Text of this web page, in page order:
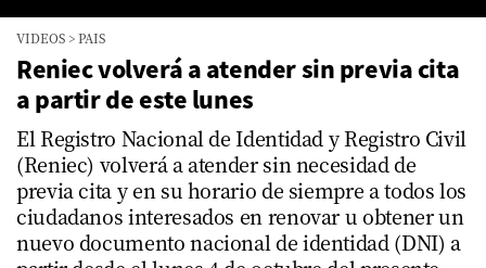
seconds
seconds
VIDEOS >PAIS
Reniec volverá a atender sin previa cita
a partir de este lunes
El Registro Nacional de Identidad y Registro Civil
(Reniec) volverá a atender sin necesidad de
previa cita y en su horario de siempre a todos los
ciudadanos interesados en renovar u obtener un
nuevo documento nacional de identidad (DNI) a